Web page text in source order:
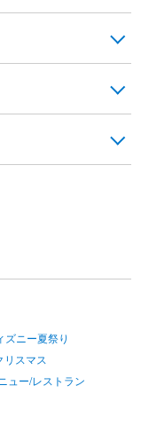
ズニー夏祭り
スマス
ュー/レストラン